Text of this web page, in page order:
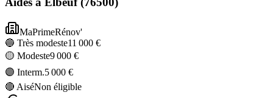
MaPrimeRénov'
🔵 Très modeste11 000 €
🟡 Modeste9 000 €
🟣 Interm.5 000 €
🔴 AiséNon éligible